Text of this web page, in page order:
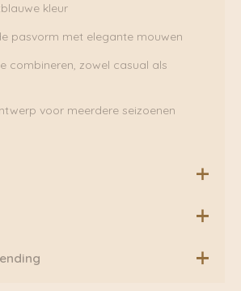
kleur
pasvorm met elegante mouwen
combineren, zowel casual als
voor meerdere seizoenen
ECOVERO™ Viscose, 28%
label waarbij het vrouwelijke